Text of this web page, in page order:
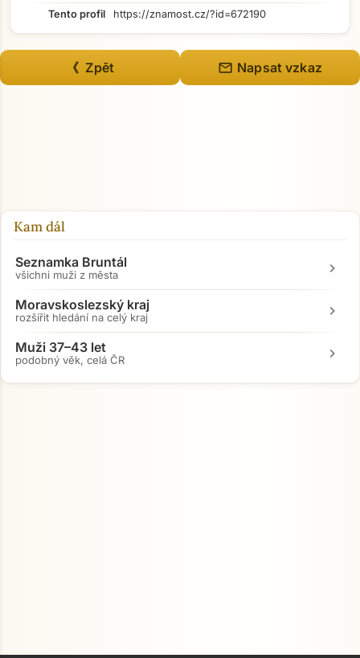
Přejít na hlavní obsah
Tento profil
https://znamost.cz/?id=672190
《 Zpět mail Napsat vzkaz
Kam dál
Seznamka Bruntál
všichni muži z města chevron_right
Moravskoslezský kraj
rozšířit hledání na celý kraj chevron_right
Muži 37–43 let
podobný věk, celá ČR chevron_right